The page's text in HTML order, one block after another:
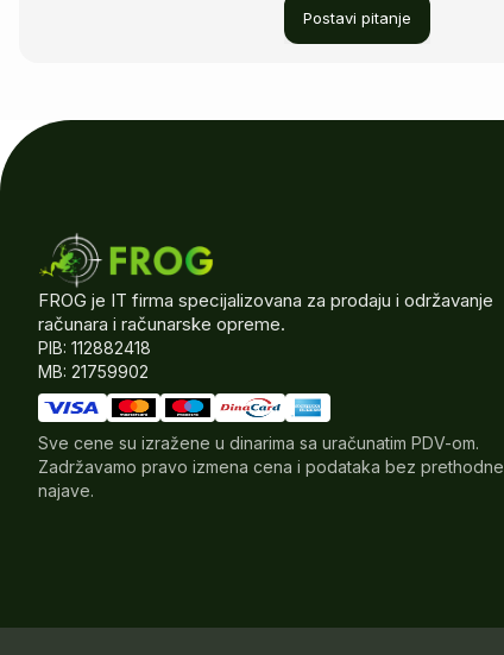
Postavi pitanje
FROG je IT firma specijalizovana za prodaju i održavanje
računara i računarske opreme.
PIB: 112882418
MB: 21759902
Sve cene su izražene u dinarima sa uračunatim PDV-om.
Zadržavamo pravo izmena cena i podataka bez prethodne
najave.